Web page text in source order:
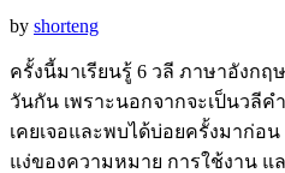
by shorteng
ครั้งนี้มาเรียนรู้ 6 วลี ภาษาอังกฤ
วันกัน เพราะนอกจากจะเป็นวลี
เคยเจอและพบได้บ่อยครั้งมาก่อ
แง่ของความหมาย การใช้งาน แ